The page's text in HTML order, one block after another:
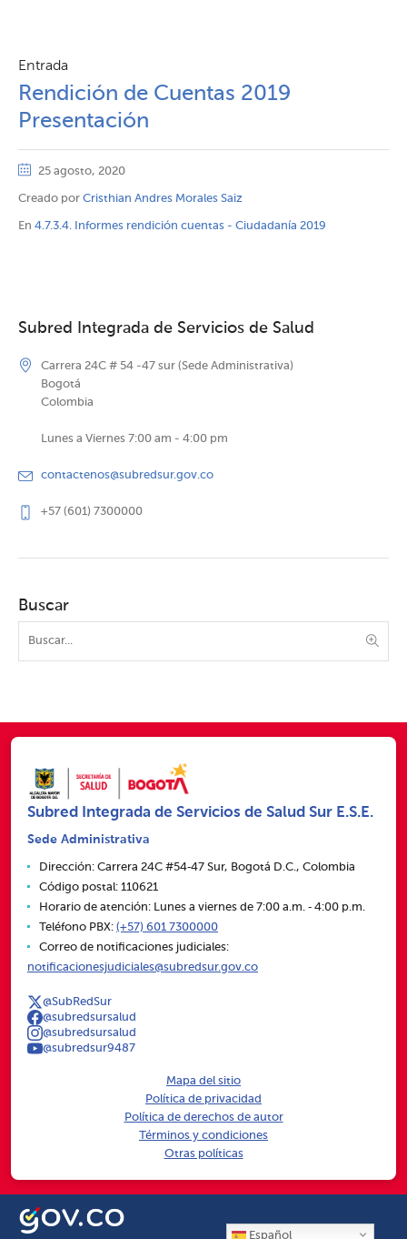
Entrada
Rendición de Cuentas 2019
Presentación
25 agosto, 2020
Creado por Cristhian Andres Morales Saiz
En 4.7.3.4. Informes rendición cuentas - Ciudadanía 2019
Subred Integrada de Servicios de Salud
Carrera 24C # 54 -47 sur (Sede Administrativa)
Bogotá
Colombia
Lunes a Viernes 7:00 am - 4:00 pm
contactenos@subredsur.gov.co
+57 (601) 7300000
Buscar
Subred Integrada de Servicios de Salud Sur E.S.E.
Sede Administrativa
Dirección: Carrera 24C #54‑47 Sur, Bogotá D.C., Colombia
Código postal: 110621
Horario de atención: Lunes a viernes de 7:00 a.m. ‑ 4:00 p.m.
Teléfono PBX: (+57) 601 7300000
Correo de notificaciones judiciales:
notificacionesjudiciales@subredsur.gov.co
@SubRedSur
@subredsursalud
@subredsursalud
@subredsur9487
Mapa del sitio
Política de privacidad
Política de derechos de autor
Términos y condiciones
Otras políticas
Español